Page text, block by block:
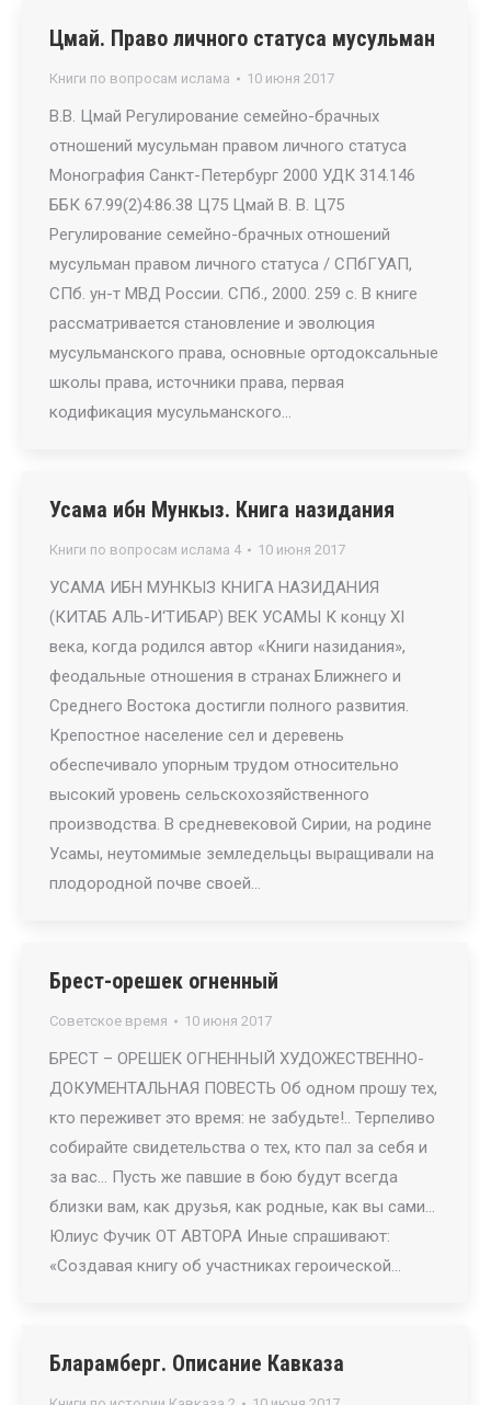
Цмай. Право личного статуса мусульман
Книги по вопросам ислама 10 июня 2017
В.В. Цмай Регулирование семейно-брачных
отношений мусульман правом личного статуса
Монография Санкт-Петербург 2000 УДК 314.146
ББК 67.99(2)4:86.38 Ц75 Цмай В. В. Ц75
Регулирование семейно-брачных отношений
мусульман правом личного статуса / СПбГУАП,
СПб. ун-т МВД России. СПб., 2000. 259 с. В книге
рассматривается становление и эволюция
мусульманского права, основные ортодоксальные
школы права, источники права, первая
кодификация мусульманского…
Усама ибн Мункыз. Книга назидания
Книги по вопросам ислама 4 10 июня 2017
УСАМА ИБН МУНКЫЗ КНИГА НАЗИДАНИЯ
(КИТАБ АЛЬ-И‘ТИБАР) ВЕК УСАМЫ К концу XI
века, когда родился автор «Книги назидания»,
феодальные отношения в странах Ближнего и
Среднего Востока достигли полного развития.
Крепостное население сел и деревень
обеспечивало упорным трудом относительно
высокий уровень сельскохозяйственного
производства. В средневековой Сирии, на родине
Усамы, неутомимые земледельцы выращивали на
плодородной почве своей…
Брест-орешек огненный
Советское время 10 июня 2017
БРЕСТ – ОРЕШЕК ОГНЕННЫЙ ХУДОЖЕСТВЕННО-
ДОКУМЕНТАЛЬНАЯ ПОВЕСТЬ Об одном прошу тех,
кто переживет это время: не забудьте!.. Терпеливо
собирайте свидетельства о тех, кто пал за себя и
за вас… Пусть же павшие в бою будут всегда
близки вам, как друзья, как родные, как вы сами…
Юлиус Фучик ОТ АВТОРА Иные спрашивают:
«Создавая книгу об участниках героической…
Бларамберг. Описание Кавказа